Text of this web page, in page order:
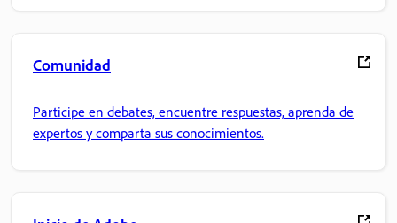
Comunidad
Participe en debates, encuentre respuestas, aprenda de
expertos y comparta sus conocimientos.